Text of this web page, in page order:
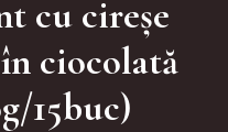
cu cireșe
ciocolată
15buc)